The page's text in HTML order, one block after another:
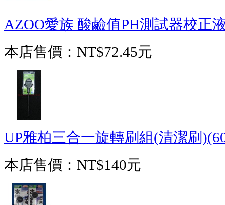
AZOO愛族 酸鹼值PH測試器校正
本店售價： NT$72.45元
UP雅柏三合一旋轉刷組(清潔刷
本店售價： NT$140元